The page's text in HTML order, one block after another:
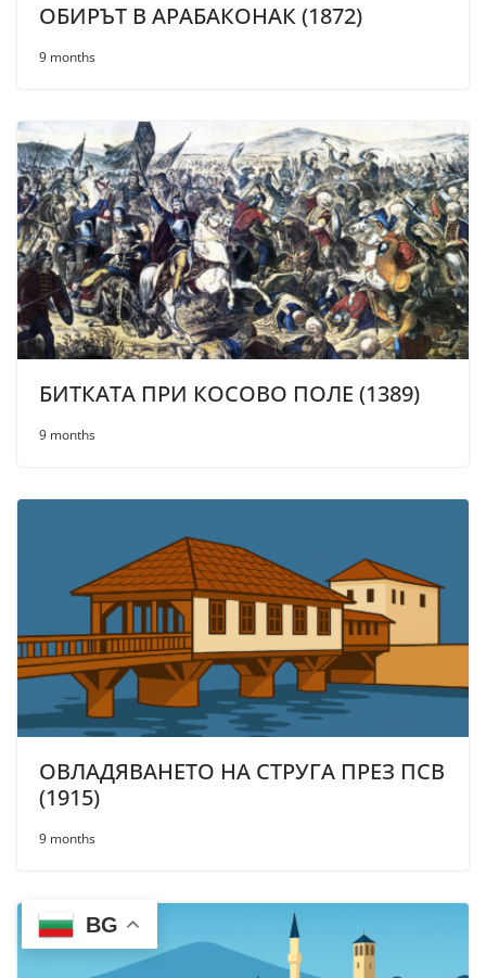
ОБИРЪТ В АРАБАКОНАК (1872)
9 months
БИТКАТА ПРИ КОСОВО ПОЛЕ (1389)
9 months
ОВЛАДЯВАНЕТО НА СТРУГА ПРЕЗ ПСВ
(1915)
9 months
BG